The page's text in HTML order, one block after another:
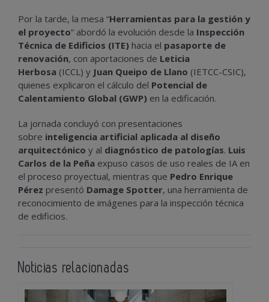
Por la tarde, la mesa “Herramientas para la gestión y
el proyecto” abordó la evolución desde la Inspección
Técnica de Edificios (ITE) hacia el pasaporte de
renovación, con aportaciones de Leticia
Herbosa (ICCL) y Juan Queipo de Llano (IETCC-CSIC),
quienes explicaron el cálculo del Potencial de
Calentamiento Global (GWP) en la edificación.
La jornada concluyó con presentaciones
sobre inteligencia artificial aplicada al diseño
arquitectónico y al diagnóstico de patologías. Luis
Carlos de la Peña expuso casos de uso reales de IA en
el proceso proyectual, mientras que Pedro Enrique
Pérez presentó Damage Spotter, una herramienta de
reconocimiento de imágenes para la inspección técnica
de edificios.
Noticias relacionadas